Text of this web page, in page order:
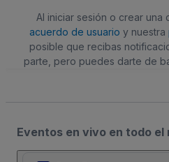
Al iniciar sesión o crear una
acuerdo de usuario y nuestra
posible que recibas
parte, pero puedes darte de
Eventos en vivo en todo el